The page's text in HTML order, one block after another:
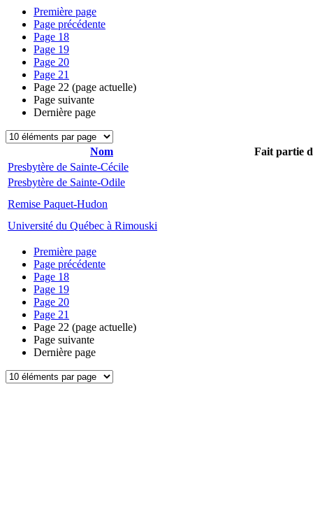
Première page
Page précédente
Page 18
Page 19
Page 20
Page 21
Page 22 (page actuelle)
Page suivante
Dernière page
Nom
Fait partie
Presbytère de Sainte-Cécile
Presbytère de Sainte-Odile
Remise Paquet-Hudon
Université du Québec à Rimouski
Première page
Page précédente
Page 18
Page 19
Page 20
Page 21
Page 22 (page actuelle)
Page suivante
Dernière page